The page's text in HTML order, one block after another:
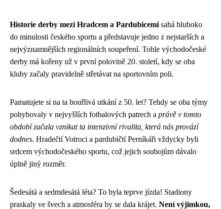
Historie derby mezi Hradcem a Pardubicemi sahá hluboko
do minulosti českého sportu a představuje jedno z nejstarších a
nejvýznamnějších regionálních soupeření. Tohle východočeské
derby má kořeny už v první polovině 20. století, kdy se oba
kluby začaly pravidelně střetávat na sportovním poli.
Pamatujete si na ta bouřlivá utkání z 50. let? Tehdy se oba týmy
pohybovaly v nejvyšších fotbalových patrech a právě v tomto
období začala vznikat ta intenzivní rivalita, která nás provází
dodnes. Hradečtí Votroci a pardubičtí Perníkáři vždycky byli
srdcem východočeského sportu, což jejich soubojům dávalo
úplně jiný rozměr.
Šedesátá a sedmdesátá léta? To byla teprve jízda! Stadiony
praskaly ve švech a atmosféra by se dala krájet. Není výjimkou,